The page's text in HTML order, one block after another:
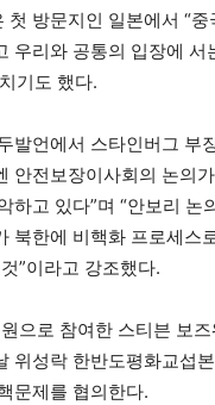
첫 방문지인 일본에서 “
우리와 공통의 입장에 서
기도 했다.
발언에서 스타인버그 부
안전보장이사회의 논의
하고 있다”며 “안보리 논
북한에 비핵화 프로세스
”이라고 강조했다.
으로 참여한 스티븐 보
위성락 한반도평화교섭
문제를 협의한다.